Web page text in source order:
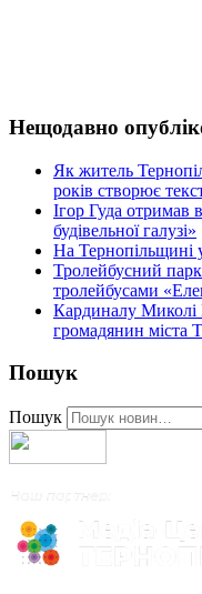
Нещодавно
Як житель
років створює
Ігор Гуда отримав
будівельної галузі»
На Тернопільщині
Тролейбусний
тролейбусами
Кардиналу Миколі
громадянин міста
Пошук
Пошук